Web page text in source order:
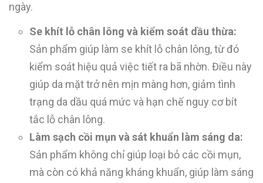
ngày.
Se khít lỗ chân lông và kiểm soát dầu thừa:
Sản phẩm giúp làm se khít lỗ chân lông, từ đó
kiểm soát hiệu quả việc tiết ra bã nhờn. Điều này
giúp da mặt trở nên mịn màng hơn, giảm tình
trạng da dầu quá mức và hạn chế nguy cơ bít
tắc lỗ chân lông.
Làm sạch cồi mụn và sát khuẩn làm sáng da:
Sản phẩm không chỉ giúp loại bỏ các cồi mụn,
mà còn có khả năng kháng khuẩn, giúp làm sáng